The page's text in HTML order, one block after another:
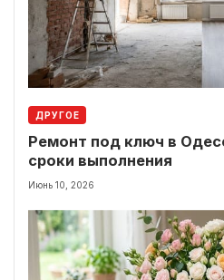
ДРУГОЕ
Ремонт под ключ в
сроки выполнения
Июнь 10, 2026